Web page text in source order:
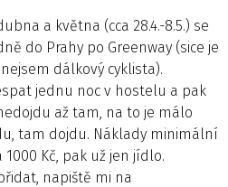
a května (cca 28.4.-8.5.) se
do Prahy po Greenway (sice je
dálkový cyklista).
jednu noc v hostelu a pak
až tam, na to je málo
tam dojdu. Náklady minimální
Kč, pak už jen jídlo.
napiště mi na